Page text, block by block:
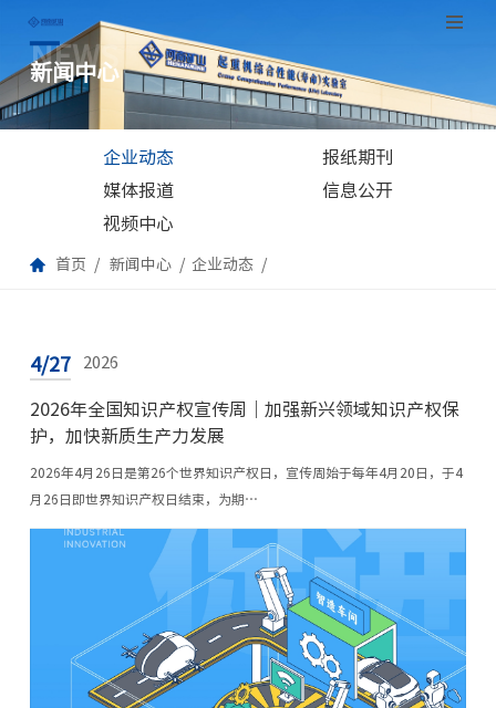
跳
至
正
NEWS
新闻中心
企业动态
报纸期刊
媒体报道
信息公开
视频中心
首页 新闻中心 企业动态
4/27 2026
2026年全国知识产权宣传周｜加强新兴领域知识产权保
护，加快新质生产力发展
2026年4月26日是第26个世界知识产权日，宣传周始于每年4月20日，于4
月26日即世界知识产权日结束，为期…